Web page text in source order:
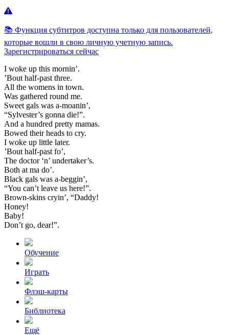
📚 Функция субтитров доступна только для пользователей,
которые вошли в свою личную учетную запись.
Зарегистрироваться сейчас
I woke up this mornin’.
’Bout half-past three.
All the womens in town.
Was gathered round me.
Sweet gals was a-moanin’,
“Sylvester’s gonna die!”.
And a hundred pretty mamas.
Bowed theirheads to cry.
I woke up little later.
’Bout half-past fo’,
The doctor ‘n’ undertaker’s.
Both at ma do’.
Black gals was a-beggin’,
“You can’t leave us here!”.
Brown-skins cryin’, “Daddy!
Honey!
Baby!
Don’t go, dear!”.
Обучение
Играть
Флэш-карты
Библиотека
Ещё